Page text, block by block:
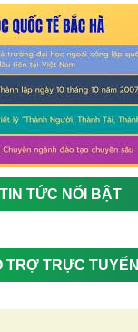
TIN TỨC NỔI BẬT
TRỢ TRỰC TUYẾN